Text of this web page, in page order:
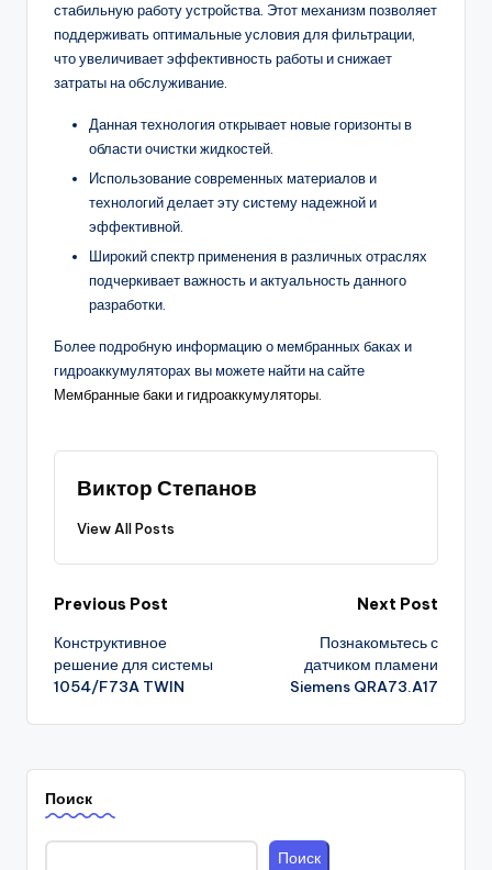
стабильную работу устройства. Этот механизм позволяет
поддерживать оптимальные условия для фильтрации,
что увеличивает эффективность работы и снижает
затраты на обслуживание.
Данная технология открывает новые горизонты в
области очистки жидкостей.
Использование современных материалов и
технологий делает эту систему надежной и
эффективной.
Широкий спектр применения в различных отраслях
подчеркивает важность и актуальность данного
разработки.
Более подробную информацию о мембранных баках и
гидроаккумуляторах вы можете найти на сайте
Мембранные баки и гидроаккумуляторы.
Виктор Степанов
View All Posts
Post
navigation
Previous Post
Конструктивное
решение для системы
1054/F73A TWIN
Next Post
Познакомьтесь с
датчиком пламени
Siemens QRA73.A17
Поиск
Поиск